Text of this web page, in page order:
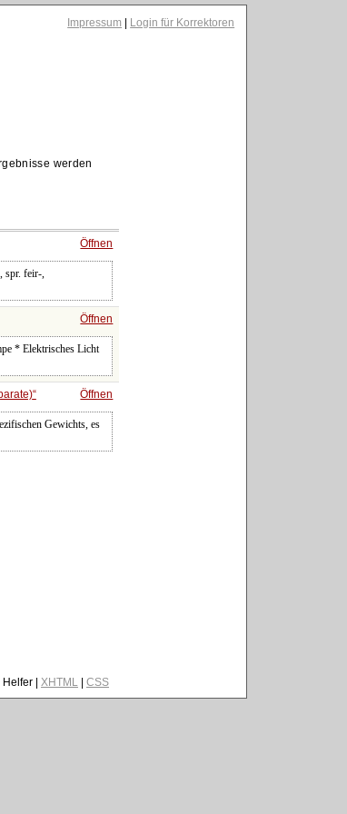
Impressum Login für Korrektoren
werden
Öffnen
spr. feir-,
Öffnen
* Elektrisches Licht
Öffnen
Gewichts, es
| XHTML| CSS